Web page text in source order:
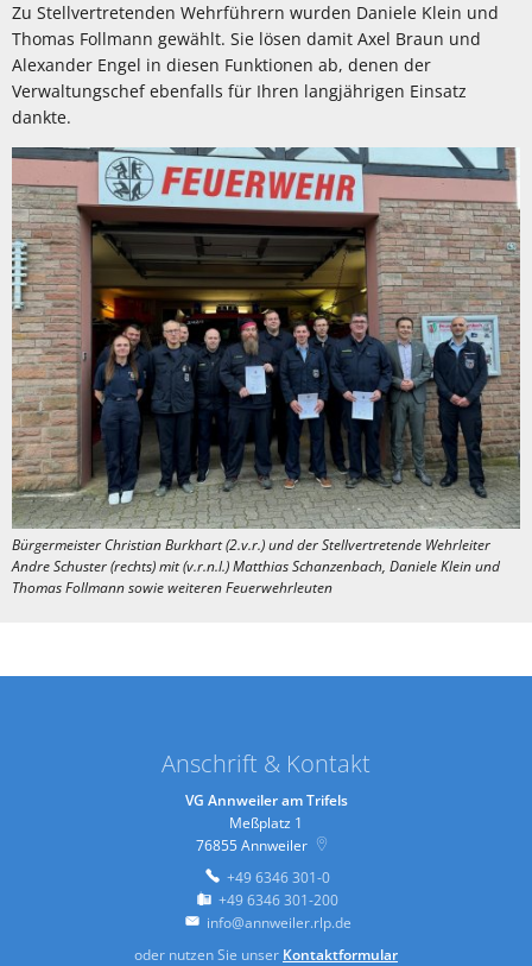
Zu Stellvertretenden Wehrführern wurden Daniele Klein und
Thomas Follmann gewählt. Sie lösen damit Axel Braun und
Alexander Engel in diesen Funktionen ab, denen der
Verwaltungschef ebenfalls für Ihren langjährigen Einsatz
dankte.
Bürgermeister Christian Burkhart (2.v.r.) und der Stellvertretende Wehrleiter
Andre Schuster (rechts) mit (v.r.n.l.) Matthias Schanzenbach, Daniele Klein und
Thomas Follmann sowie weiteren Feuerwehrleuten
Anschrift & Kontakt
VG Annweiler am Trifels
Meßplatz 1
76855Annweiler
+49 6346 301-0
+49 6346 301-200
info@annweiler.rlp.de
oder nutzen Sie unser Kontaktformular